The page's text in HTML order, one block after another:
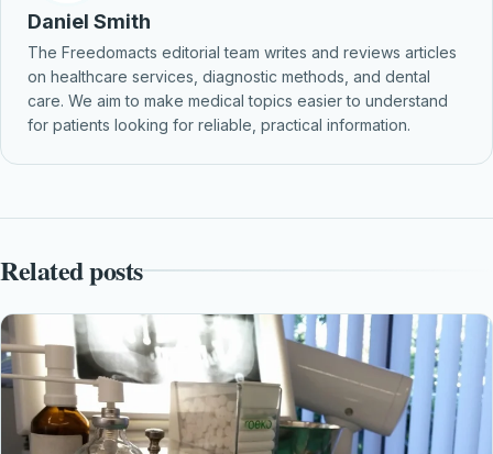
Daniel Smith
The Freedomacts editorial team writes and reviews articles
on healthcare services, diagnostic methods, and dental
care. We aim to make medical topics easier to understand
for patients looking for reliable, practical information.
Related posts